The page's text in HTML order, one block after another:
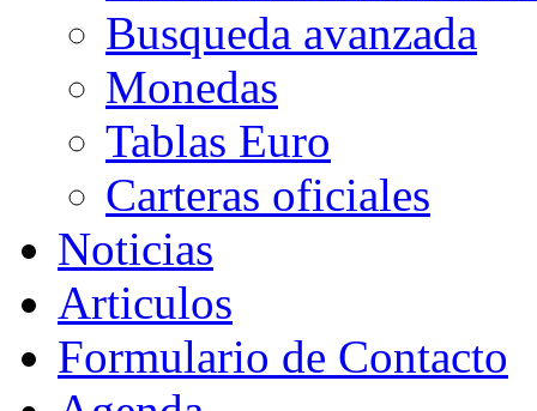
Busqueda avanzada
Monedas
Tablas Euro
Carteras oficiales
Noticias
Articulos
Formulario de Contacto